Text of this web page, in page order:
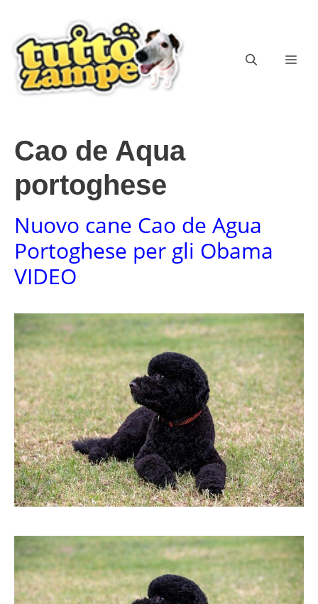
contenuto
Cao de Aqua
portoghese
Nuovo cane Cao de Agua
Portoghese per gli Obama
VIDEO